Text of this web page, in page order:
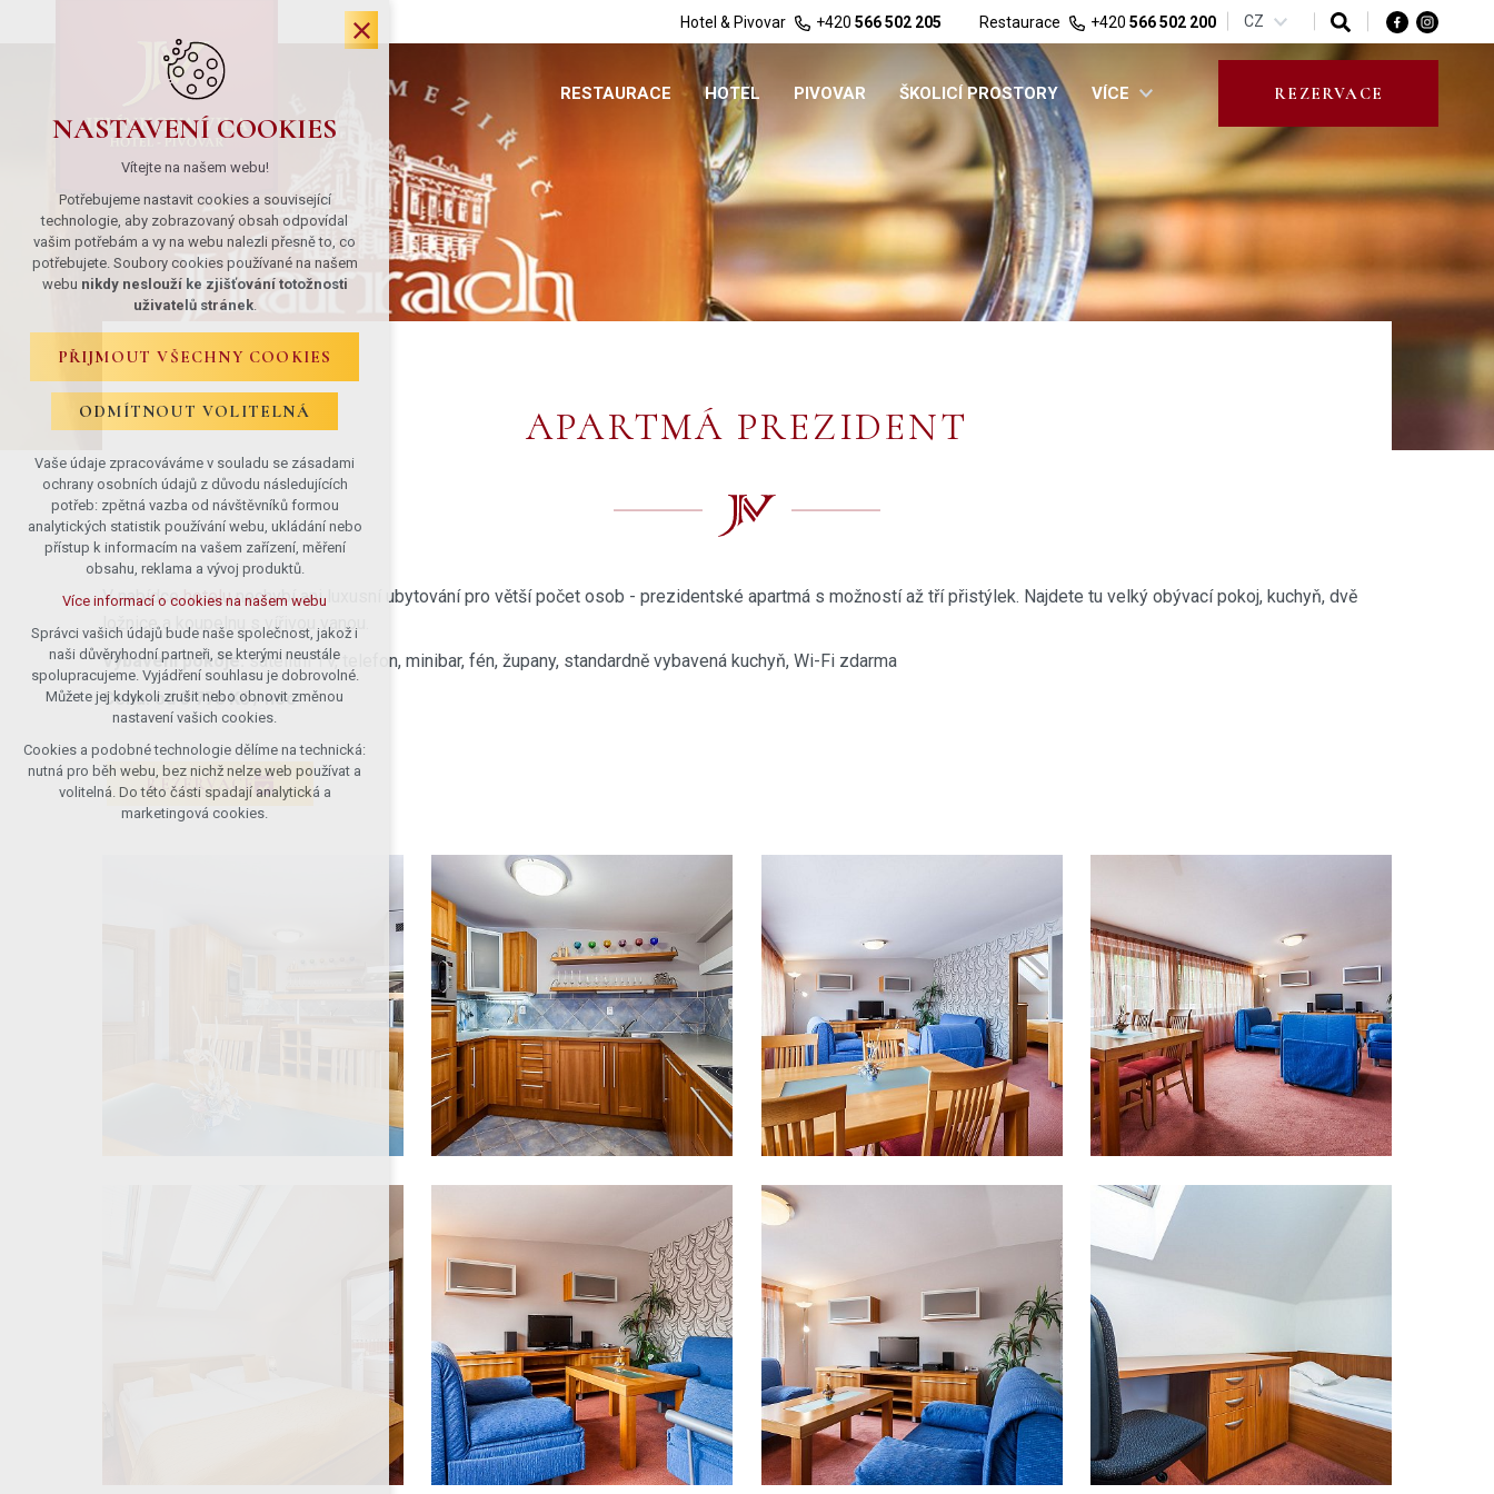
Hotel & Pivovar Restaurace
+420 566 502 205 +420 566 502 200 CZ
RESTAURACE HOTEL PIVOVAR ŠKOLICÍ PROSTORY VÍCE REZERVACE
APARTMÁ PREZIDENT
V nabídcehotelunechybí ani luxusní ubytování pro větší počet osob - prezidentské apartmá s možností až tří přistýlek. Najdete tu velký obývací pokoj, kuchyň, dvě
ložnice a koupelnu s vířivou vanou.
Vybavení pokoje:satelitní TV, telefon, minibar, fén, župany, standardně vybavená kuchyň, Wi-Fi zdarma
Cena: od 3 770 Kč / noc
REZERVACE
NASTAVENÍ COOKIES
Vítejte na našem webu!
Potřebujeme nastavit cookies a související
technologie, aby zobrazovaný obsah odpovídal
vašim potřebám a vy na webu nalezli přesně to, co
potřebujete. Soubory cookies používané na našem
webu nikdy neslouží ke zjišťování totožnosti
uživatelů stránek.
PŘIJMOUT VŠECHNY COOKIES
ODMÍTNOUT VOLITELNÁ
Vaše údaje zpracováváme v souladu se zásadami
ochrany osobních údajů z důvodu následujících
potřeb: zpětná vazba od návštěvníků formou
analytických statistik používání webu, ukládání nebo
přístup k informacím na vašem zařízení, měření
obsahu, reklama a vývoj produktů.
Více informací o cookies na našem webu
Správci vašich údajů bude naše společnost, jakož i
naši důvěryhodní partneři, se kterými neustále
spolupracujeme. Vyjádření souhlasu je dobrovolné.
Můžete jej kdykoli zrušit nebo obnovit změnou
nastavení vašich cookies.
Cookies a podobné technologie dělíme na technická:
nutná pro běh webu, bez nichž nelze web používat a
volitelná. Do této části spadají analytická a
marketingová cookies.